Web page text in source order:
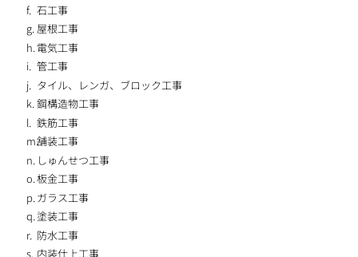
石工事
屋根工事
電気工事
管工事
タイル、レンガ、ブロック工事
鋼構造物工事
鉄筋工事
舗装工事
しゅんせつ工事
板金工事
ガラス工事
塗装工事
防水工事
内装仕上工事